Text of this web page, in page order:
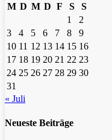
M D M D F S
S
1
2
3
4 5 6 7 8
9
10 11 12 13 14 15 16
17 18 19 20 21 22 23
24 25 26 27 28 29 30
31
« Juli
Neueste Beiträge